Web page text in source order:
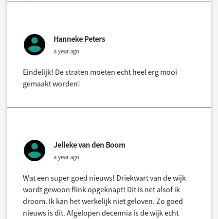
Hanneke Peters
a year ago
Eindelijk! De straten moeten echt heel erg mooi
gemaakt worden!
Jelleke van den Boom
a year ago
Wat een super goed nieuws! Driekwart van de wijk
wordt gewoon flink opgeknapt! Dit is net alsof ik
droom. Ik kan het werkelijk niet geloven. Zo goed
nieuws is dit. Afgelopen decennia is de wijk echt